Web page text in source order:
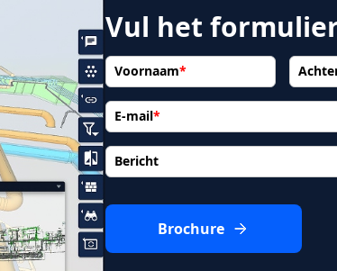
Vul het
Voornaam*
E-mail*
Bericht
Brochure